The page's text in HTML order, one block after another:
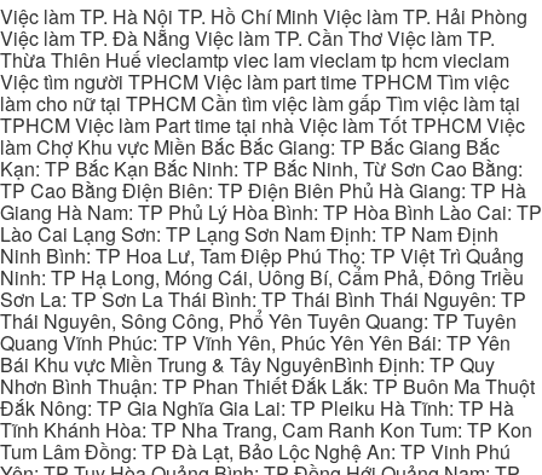
Việc làm TP. Hà Nội TP. Hồ Chí Minh Việc làm TP. Hải Phòng
Việc làm TP. Đà Nẵng Việc làm TP. Cần Thơ Việc làm TP.
Thừa Thiên Huế vieclamtp viec lam vieclam tp hcm vieclam
Việc tìm người TPHCM Việc làm part time TPHCM Tìm việc
làm cho nữ tại TPHCM Cần tìm việc làm gấp Tìm việc làm tại
TPHCM Việc làm Part time tại nhà Việc làm Tốt TPHCM Việc
làm Chợ Khu vực Miền Bắc Bắc Giang: TP Bắc Giang Bắc
Kạn: TP Bắc Kạn Bắc Ninh: TP Bắc Ninh, Từ Sơn Cao Bằng:
TP Cao Bằng Điện Biên: TP Điện Biên Phủ Hà Giang: TP Hà
Giang Hà Nam: TP Phủ Lý Hòa Bình: TP Hòa Bình Lào Cai: TP
Lào Cai Lạng Sơn: TP Lạng Sơn Nam Định: TP Nam Định
Ninh Bình: TP Hoa Lư, Tam Điệp Phú Thọ: TP Việt Trì Quảng
Ninh: TP Hạ Long, Móng Cái, Uông Bí, Cẩm Phả, Đông Triều
Sơn La: TP Sơn La Thái Bình: TP Thái Bình Thái Nguyên: TP
Thái Nguyên, Sông Công, Phổ Yên Tuyên Quang: TP Tuyên
Quang Vĩnh Phúc: TP Vĩnh Yên, Phúc Yên Yên Bái: TP Yên
Bái Khu vực Miền Trung & Tây NguyênBình Định: TP Quy
Nhơn Bình Thuận: TP Phan Thiết Đắk Lắk: TP Buôn Ma Thuột
Đắk Nông: TP Gia Nghĩa Gia Lai: TP Pleiku Hà Tĩnh: TP Hà
Tĩnh Khánh Hòa: TP Nha Trang, Cam Ranh Kon Tum: TP Kon
Tum Lâm Đồng: TP Đà Lạt, Bảo Lộc Nghệ An: TP Vinh Phú